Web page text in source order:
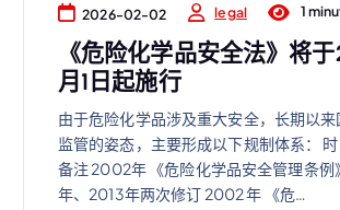
2026-02-02 legal 1
《危险化学品安全法》将
月1日起施行
由于危险化学品涉及重大安全，长期以
监管的姿态，主要形成以下规制体系：
备注 2002年 《危险化学品安全管理条例
年、2013年两次修订 2002 年 《危…